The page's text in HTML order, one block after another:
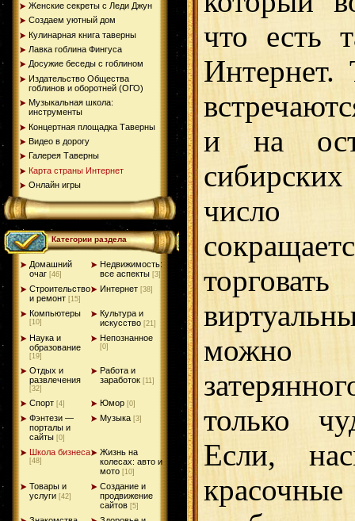
Женские секреты с Леди Джун
Создаем уютный дом
Кулинарная книга таверны
Лавка гоблина Фингуса
Досужие беседы с гоблином
Издательство Общества
гоблинов и оборотней (ОГО)
Музыкальная школа:
инструменты
Концертная площадка Таверны
Видео в дорогу
Галерея Таверны
Карта страны Интернет
Онлайн игры
Категории раздела
Домашний
очаг [46]
Недвижимость:
все аспекты [3]
Строительство
и ремонт [15]
Интернет [38]
Компьютеры
[10]
Культура и
искусство [21]
Наука и
образование
[19]
Непознанное
[0]
Отдых и
развлечения
[32]
Работа и
заработок [11]
Спорт [4] Юмор [0]
Фэнтези —
порталы и
сайты [0]
Музыка [3]
Школа бизнеса
[48]
Жизнь на
колесах: авто и
мото [10]
Товары и
услуги [42]
Создание и
продвижение
сайтов [5]
что есть
и на
число
можно
только
Если,